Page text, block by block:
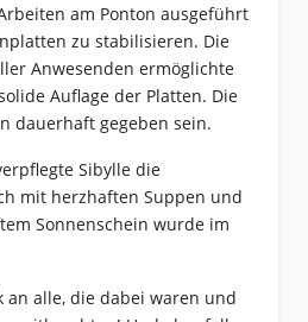
am Ponton ausgeführt
zu stabilisieren. Die
Anwesenden ermöglichte
Auflage der Platten. Die
dauerhaft gegeben sein.
Sibylle die
mit herzhaften Suppen und
Sonnenschein wurde im
an alle, die dabei waren und